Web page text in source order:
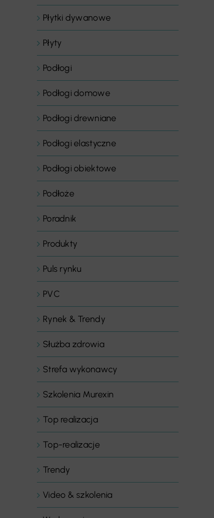
Płytki dywanowe
Płyty
Podłogi
Podłogi domowe
Podłogi drewniane
Podłogi elastyczne
Podłogi obiektowe
Podłoże
Poradnik
Produkty
Puls rynku
PVC
Rynek & Trendy
Służba zdrowia
Strefa wykonawcy
Szkolenia Murexin
Top realizacja
Top-realizacje
Trendy
Video & szkolenia